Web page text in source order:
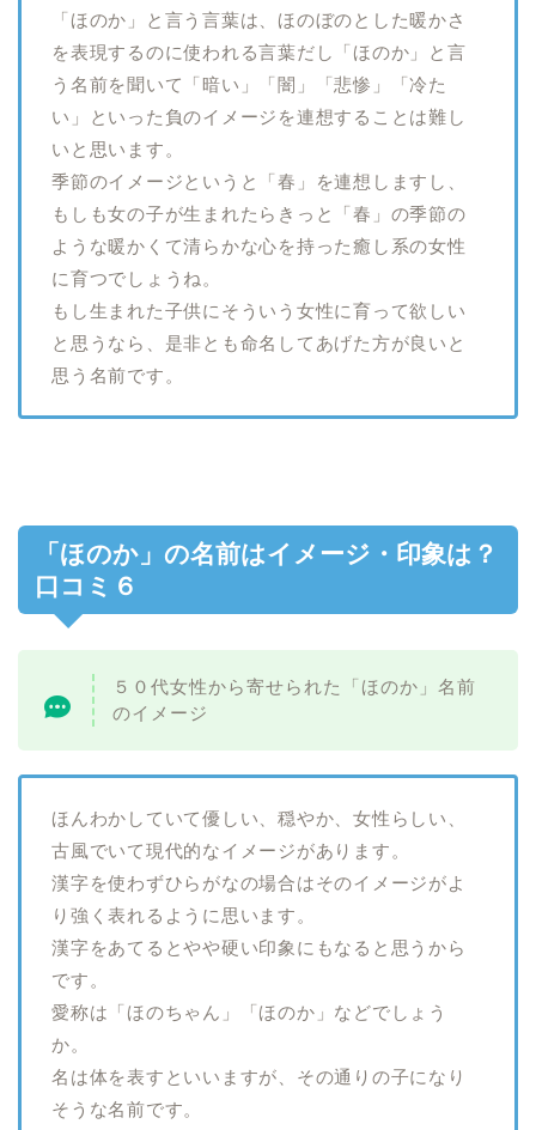
「ほのか」と言う言葉は、ほのぼのとした暖かさ
を表現するのに使われる言葉だし「ほのか」と言
う名前を聞いて「暗い」「闇」「悲惨」「冷た
い」といった負のイメージを連想することは難し
いと思います。
季節のイメージというと「春」を連想しますし、
もしも女の子が生まれたらきっと「春」の季節の
ような暖かくて清らかな心を持った癒し系の女性
に育つでしょうね。
もし生まれた子供にそういう女性に育って欲しい
と思うなら、是非とも命名してあげた方が良いと
思う名前です。
「ほのか」の名前はイメージ・印象は？
口コミ６
５０代女性から寄せられた「ほのか」名前
のイメージ
ほんわかしていて優しい、穏やか、女性らしい、
古風でいて現代的なイメージがあります。
漢字を使わずひらがなの場合はそのイメージがよ
り強く表れるように思います。
漢字をあてるとやや硬い印象にもなると思うから
です。
愛称は「ほのちゃん」「ほのか」などでしょう
か。
名は体を表すといいますが、その通りの子になり
そうな名前です。